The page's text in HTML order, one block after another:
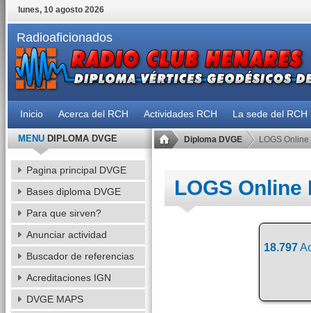
lunes, 10 agosto 2026
Radioaficionados
Inicio Acerca del RCH Actividades RCH La sede del RCH
Diploma DVGE LOGS Online
LOGS Online
18.797
MENUDIPLOMA DVGE
Pagina principal DVGE
Bases diploma DVGE
Para que sirven?
Anunciar actividad
Buscador de referencias
Acreditaciones IGN
DVGE MAPS